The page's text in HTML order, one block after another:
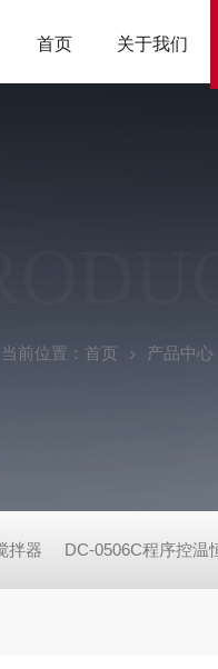
首页 关于我们
当前位置： 首页 产品中心
拌器 DC-0506C程序控温